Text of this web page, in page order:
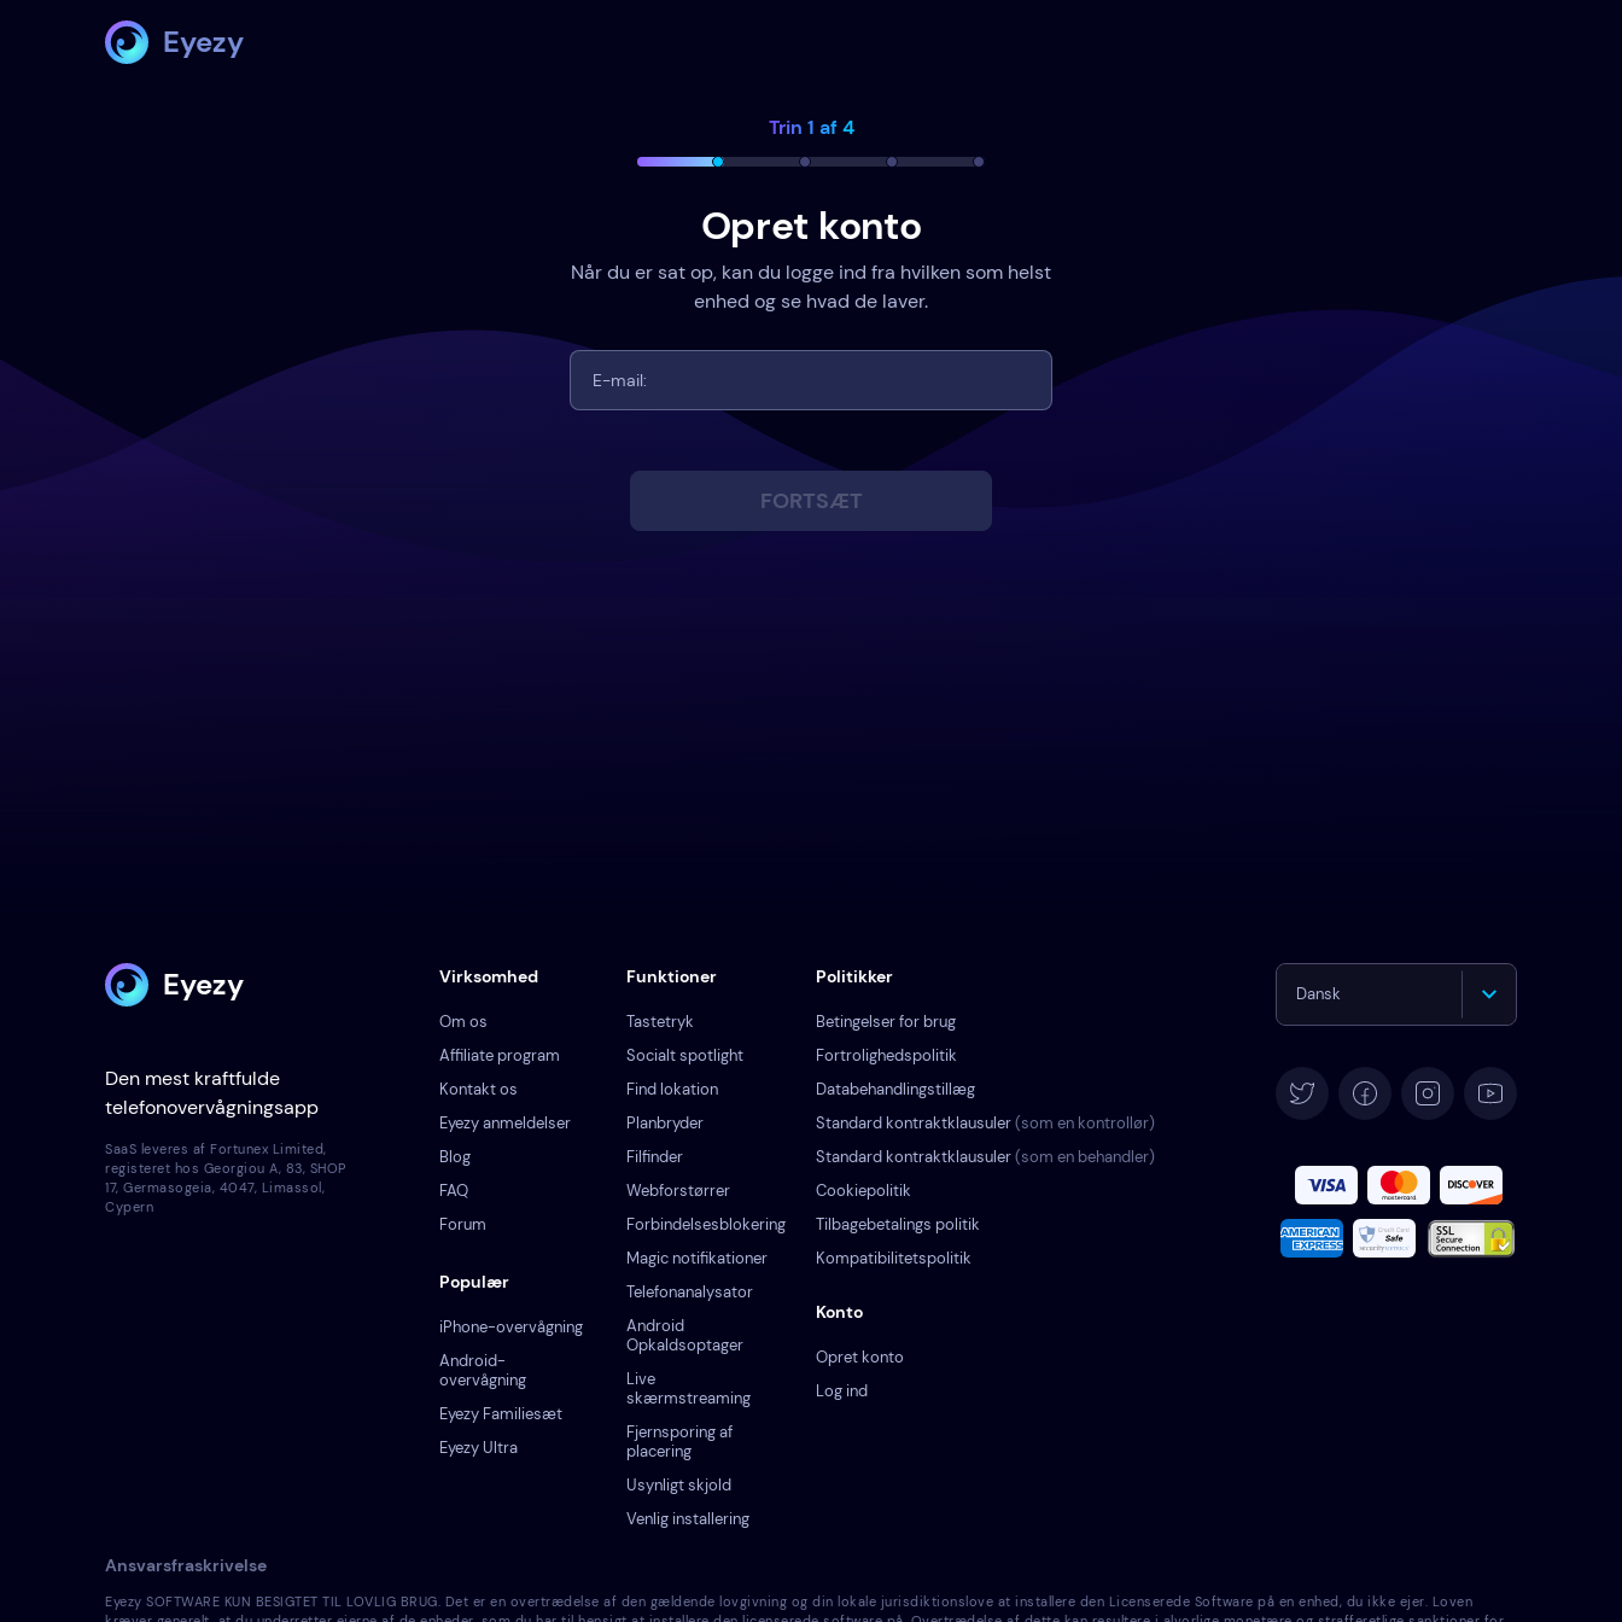
Eyezy
Trin 1 af 4
Opret konto
Når du er sat op, kan du logge ind fra hvilken som helst
enhed og se hvad de laver.
FORTSÆT
Eyezy
Den mest kraftfulde
telefonovervågningsapp
Virksomhed
Om os
Affiliate program
Kontakt os
Eyezy anmeldelser
Blog
FAQ
Forum
Populær
iPhone-overvågning
Android-
overvågning
Eyezy Familiesæt
Eyezy Ultra
Konto
Opret konto
Log ind
Politikker
Betingelser for brug
Fortrolighedspolitik
Databehandlingstillæg
Standard kontraktklausuler(som en kontrollør)
Standard kontraktklausuler(som en behandler)
Cookiepolitik
Tilbagebetalings politik
Kompatibilitetspolitik
Funktioner
Tastetryk
Socialt spotlight
Find lokation
Planbryder
Filfinder
Webforstørrer
Forbindelsesblokering
Magic notifikationer
Telefonanalysator
Android
Opkaldsoptager
Live
skærmstreaming
Fjernsporing af
placering
Usynligt skjold
Venlig installering
Dansk
Español
Français
Nederlands
SaaS leveres af Fortunex Limited,
registeret hos Georgiou A, 83, SHOP
17, Germasogeia, 4047, Limassol,
Cypern
Ansvarsfraskrivelse
Eyezy SOFTWARE KUN BESIGTET TIL LOVLIG BRUG. Det er en overtrædelse af den gældende lovgivning og din lokale jurisdiktionslove at installere den Licenserede Software på en enhed, du ikke ejer. Loven